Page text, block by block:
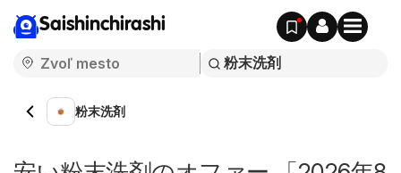
Saishinchirashi
粉末洗剤